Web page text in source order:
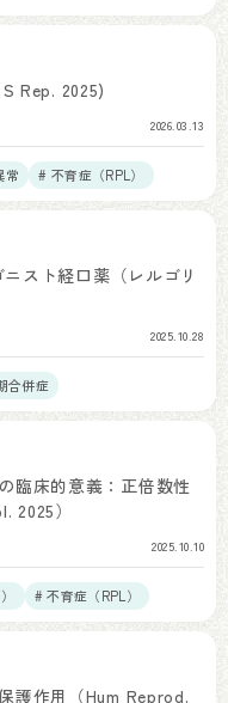
Rep. 2025)
2026.03.13
常 # 不育症（RPL）
スト経口薬（レルゴリ
2025.10.28
合併症
臨床的意義：正倍数性
2025）
2025.10.10
# 不育症（RPL）
護作用（Hum Reprod.